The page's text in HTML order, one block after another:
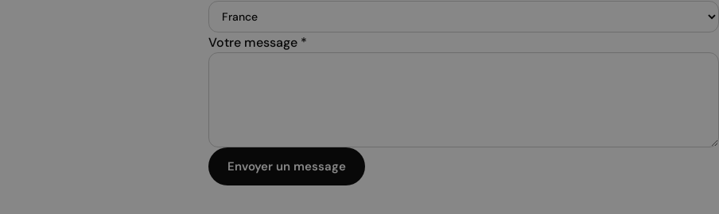
Votre message *
Envoyer un message